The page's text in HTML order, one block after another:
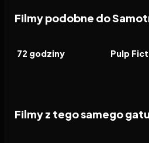
Filmy podobne do
FILM
72 godziny FILM
Pulp
Filmy z tego samego